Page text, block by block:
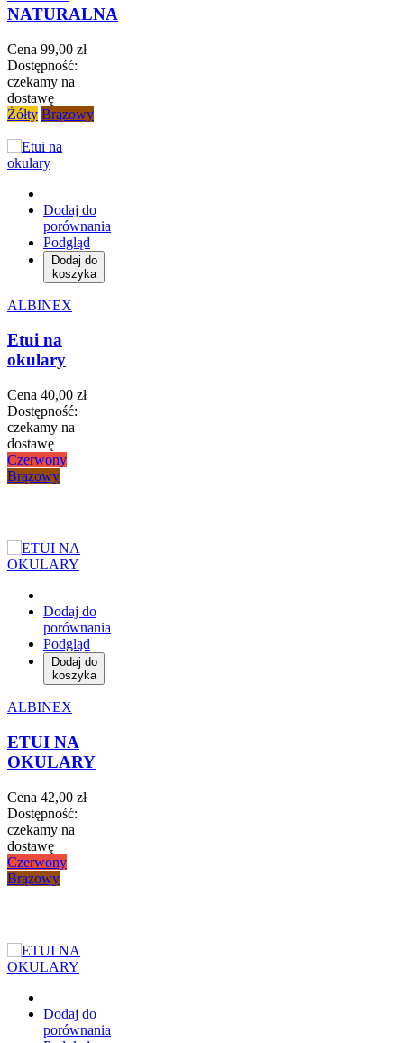
NATURALNA
Cena 99,00 zł
Dostępność:
czekamy na
dostawę
Żółty Brązowy
Dodaj do
porównania
Podgląd
Dodaj do
koszyka
ALBINEX
Etui na
okulary
Cena 40,00 zł
Dostępność:
czekamy na
dostawę
Czerwony
Brązowy
Dodaj do
porównania
Podgląd
Dodaj do
koszyka
ALBINEX
ETUI NA
OKULARY
Cena 42,00 zł
Dostępność:
czekamy na
dostawę
Czerwony
Brązowy
Dodaj do
porównania